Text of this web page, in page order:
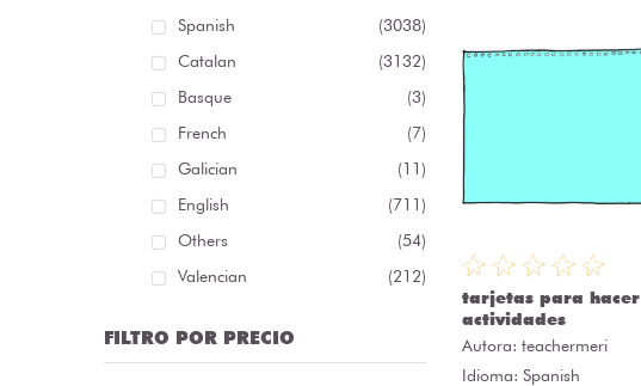
Spanish
(3038)
Catalan
(3132)
Basque
(3)
French
(7)
Galician
(11)
English
(711)
Others
(54)
Valencian
(212)
FILTRO POR PRECIO
tarjetas para hacer
actividades
Autora: teachermeri
Idioma: Spanish